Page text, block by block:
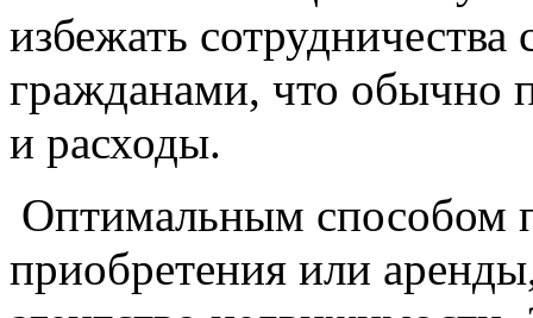
избежать
гражданами, что обычно
и расходы.
Оптимальным способом
приобретения или